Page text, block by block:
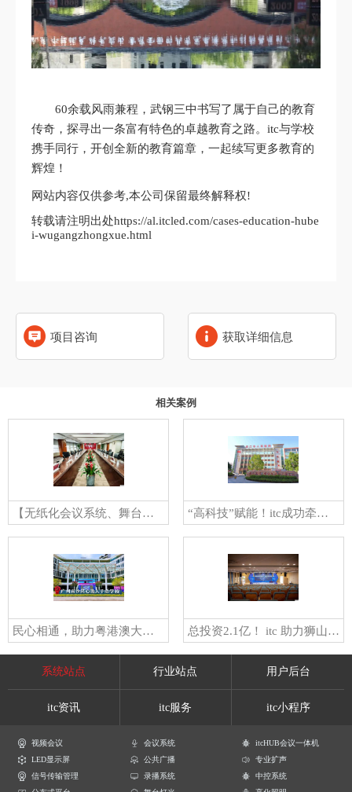
60余载风雨兼程，武钢三中书写了属于自己的教育
传奇，探寻出一条富有特色的卓越教育之路。itc与学校
携手同行，开创全新的教育篇章，一起续写更多教育的
辉煌！
网站内容仅供参考,本公司保留最终解释权!
转载请注明出处https://al.itcled.com/cases-education-hube
i-wugangzhongxue.html
项目咨询 获取详细信息
相关案例
【无纸化会议系统、舞台灯光、专业扩声、中控矩阵】覆盖54个网点！itc成功助力招商银行青岛分行数字化转型 “高科技”赋能！itc成功牵手廉江市人民医院共建“智慧医院”新标杆！
民心相通，助力粤港澳大湾区一体化建设！itc携手广州南沙民心港人子弟学校高质办学！ 总投资2.1亿！ itc 助力狮山科技路小学打造“高颜值+高科技”的智慧校园！
系统站点 行业站点 用户后台
itc资讯 itc服务 itc小程序
视频会议 会议系统
itcHUB会议一体机
LED显示屏
公共广播
专业扩声
信号传输管理
录播系统
中控系统